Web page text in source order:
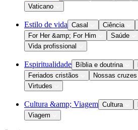
Vaticano
Estilo de vida Casal Ciência
For Her &amp; For Him
Saúde
Vida profissional
Espiritualidade Bíblia e doutrina
Feriados cristãos
Nossas cruzes
Virtudes
Cultura &amp; Viagem Cultura
Viagem